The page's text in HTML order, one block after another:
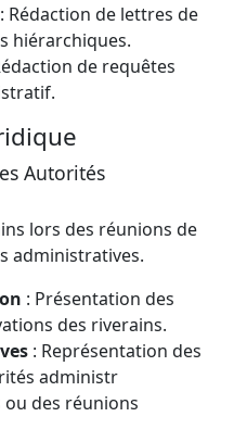
: Rédaction de lettres de
hiérarchiques.
de requêtes
Autorités
lors des réunions de
administratives.
: Présentation des
des riverains.
: Représentation des
administr
ou des réunions